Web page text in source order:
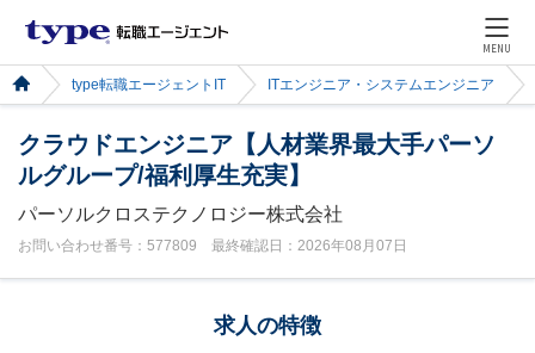
MENU
type転職エージェントIT ITエンジニア・システムエンジニア
クラウドエンジニア【人材業界最大手パーソ
ルグループ/福利厚生充実】
パーソルクロステクノロジー株式会社
お問い合わせ番号：577809 最終確認日：2026年08月07日
求人の特徴